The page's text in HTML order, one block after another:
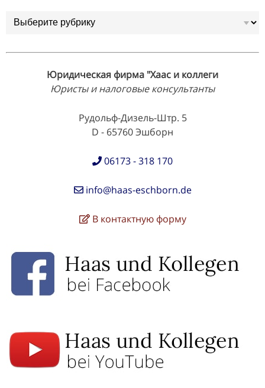
Рубрики
Юридическая фирма "Хаас и коллеги
Юристы и налоговые консультанты
Рудольф-Дизель-Штр. 5
D - 65760 Эшборн
06173 - 318 170
info@haas-eschborn.de
В контактную форму